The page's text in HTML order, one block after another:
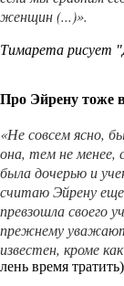
женщин (...)».
Тимарета рисует
Про Эйрену тоже
«Не совсем ясно,
она, тем не менее,
была дочерью и
считаю Эйрену
превзошла своего
прежнему
известен, кроме
лень время